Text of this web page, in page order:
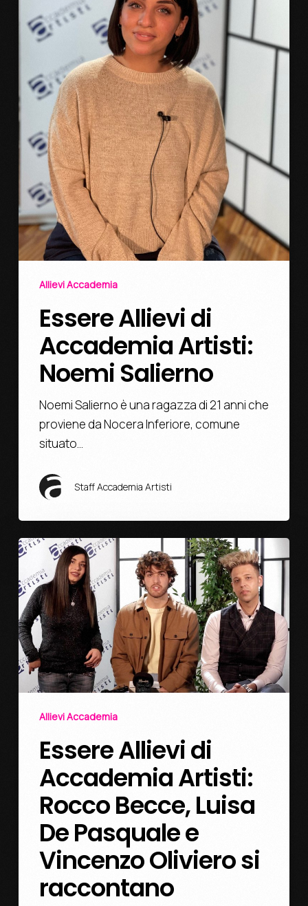
Allievi Accademia
Essere Allievi di
Accademia Artisti:
Noemi Salierno
Noemi Salierno è una ragazza di 21 anni che
proviene da Nocera Inferiore, comune
situato…
Staff Accademia Artisti
Allievi Accademia
Essere Allievi di
Accademia Artisti:
Rocco Becce, Luisa
De Pasquale e
Vincenzo Oliviero si
raccontano